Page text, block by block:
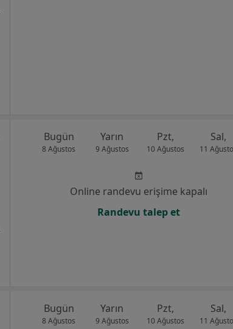
Bugün
8 Ağustos
Yarın
9 Ağustos
Pzt,
10 Ağustos
Sal,
11
Online randevu erişime kapalı
Randevu talep et
Bugün
8 Ağustos
Yarın
9 Ağustos
Pzt,
10 Ağustos
Sal,
11